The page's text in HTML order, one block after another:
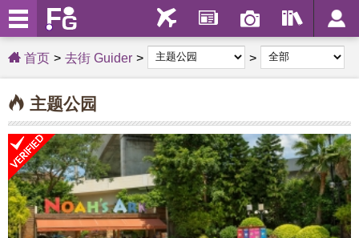
首页 去街 Guider
主题公园